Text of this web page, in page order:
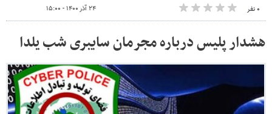
۰ نفر ۲۴ آذر ۱۴۰۰ - ۱۵:۰۰
هشدار پلیس درباره مجرمان سایبری شب یلدا